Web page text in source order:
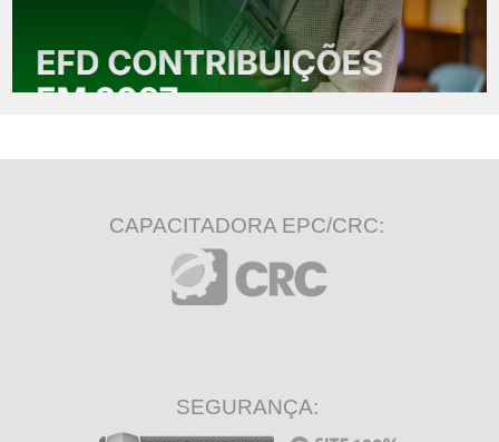
CAPACITADORA EPC/CRC:
SEGURANÇA: